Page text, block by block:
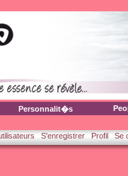
Personnalit�s
S'enregistrer Profil Se